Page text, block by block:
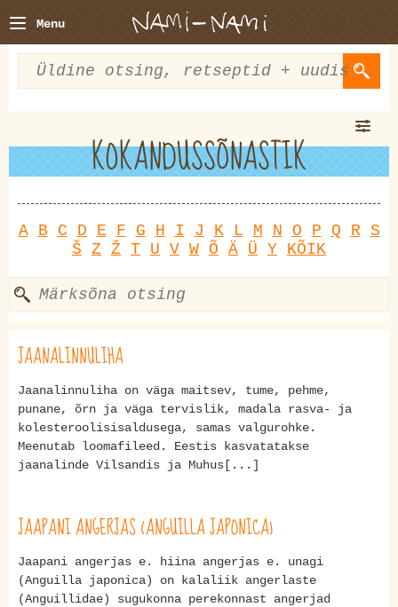
Menu
KOKANDUSSÕNASTIK
A B C D E F G H I J K L M N O P Q R S
Š Z Ž T U V W Õ Ä Ü Y KÕIK
JAANALINNULIHA
Jaanalinnuliha on väga maitsev, tume, pehme,
punane, õrn ja väga tervislik, madala rasva- ja
kolesteroolisisaldusega, samas valgurohke.
Meenutab loomafileed. Eestis kasvatatakse
jaanalinde Vilsandis ja Muhus[...]
JAAPANI ANGERJAS (ANGUILLA JAPONICA)
Jaapani angerjas e. hiina angerjas e. unagi
(Anguilla japonica) on kalaliik angerlaste
(Anguillidae) sugukonna perekonnast angerjad